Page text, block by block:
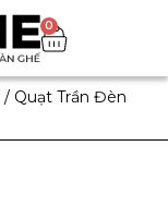
0
/ Quạt Trần Đèn